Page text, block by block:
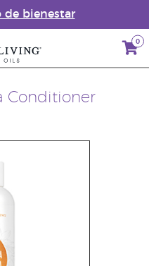
de bienestar
0
Conditioner